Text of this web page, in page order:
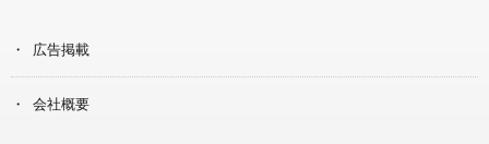
広告掲載
会社概要